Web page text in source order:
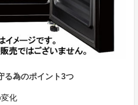
る為のポイント3つ
化